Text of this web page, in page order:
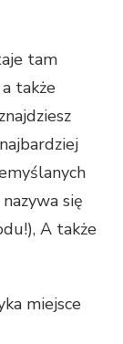
tam
także
się
A także
miejsce